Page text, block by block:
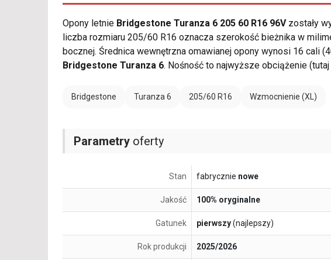
Opony letnie Bridgestone Turanza 6 205 60 R16 96Vzostały
liczba rozmiaru 205/60 R16 oznacza szerokość bieżnika w
bocznej. Średnica wewnętrzna omawianej opony wynosi 16 cali
Bridgestone Turanza 6. Nośność to najwyższe obciążenie
Bridgestone Turanza 6 205/60 R16 Wzmocnienie (XL)
Parametry oferty
Stan fabrycznie nowe
Jakość 100% oryginalne
Gatunek pierwszy(najlepszy)
Rok produkcji 2025/2026